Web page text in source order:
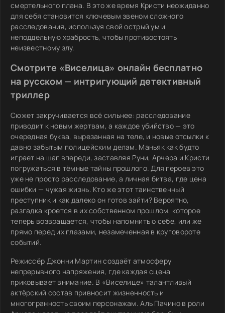
смертельного плана. В это же время Кристи неожиданно
для себя становится ключевым звеном сложного
расследования, используя свой острый ум и
неподдельную храбрость, чтобы противостоять
неизвестному злу.
Смотрите «Виселица» онлайн бесплатно
на русском — интригующий детективный
триллер
Сюжет закручивается всё сильнее: расследование
приводит к новым жертвам, а каждое убийство — это
очередная буква, вырезанная на теле, и новые отсылки к
давно забытым полицейским делам. Маньяк как будто
играет на шаг впереди, заставляя Руни, Арчера и Кристи
погружаться в тёмные тайны прошлого. Для героев это
уже не просто расследование, а личная битва, где цена
ошибки — чужая жизнь. Кто же этот таинственный
преступник и как далеко он готов зайти? Вероятно,
разгадка кроется в их собственном прошлом, которое
теперь возвращается, чтобы напомнить о себе, или же
прямо перед их глазами, незамеченная в круговороте
событий.
Режиссёр Джонни Мартин создаёт атмосферу
непрерывного напряжения, где каждая сцена
приковывает внимание. В «Виселице» талантливый
актёрский состав привносит жизненность и
многогранность своим персонажам. Аль Пачино в роли